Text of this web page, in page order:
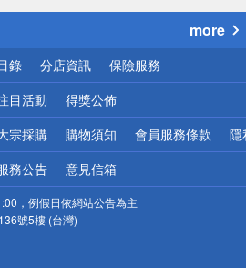
送
請小心！
more
錄 分店資訊 保險服務
目活動 得獎公佈
宗採購 購物須知 會員服務條款 隱
務公告 意見信箱
，例假日依網站公告為主
號5樓 (台灣)